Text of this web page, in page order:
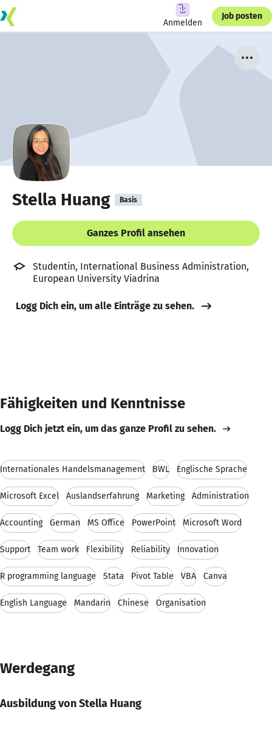
Anmelden
Job posten
Stella Huang Basis
Ganzes Profil ansehen
Studentin, International Business Administration,
European University Viadrina
Logg Dich ein, um alle Einträge zu sehen.
Fähigkeiten und Kenntnisse
Logg Dich jetzt ein, um das ganze Profil zu sehen.
Internationales Handelsmanagement BWL Englische Sprache
Microsoft Excel Auslandserfahrung Marketing Administration
Accounting German MS Office PowerPoint Microsoft Word
Support Team work Flexibility Reliability Innovation
R programming language Stata Pivot Table VBA Canva
English Language Mandarin Chinese Organisation
Werdegang
Ausbildung von Stella Huang